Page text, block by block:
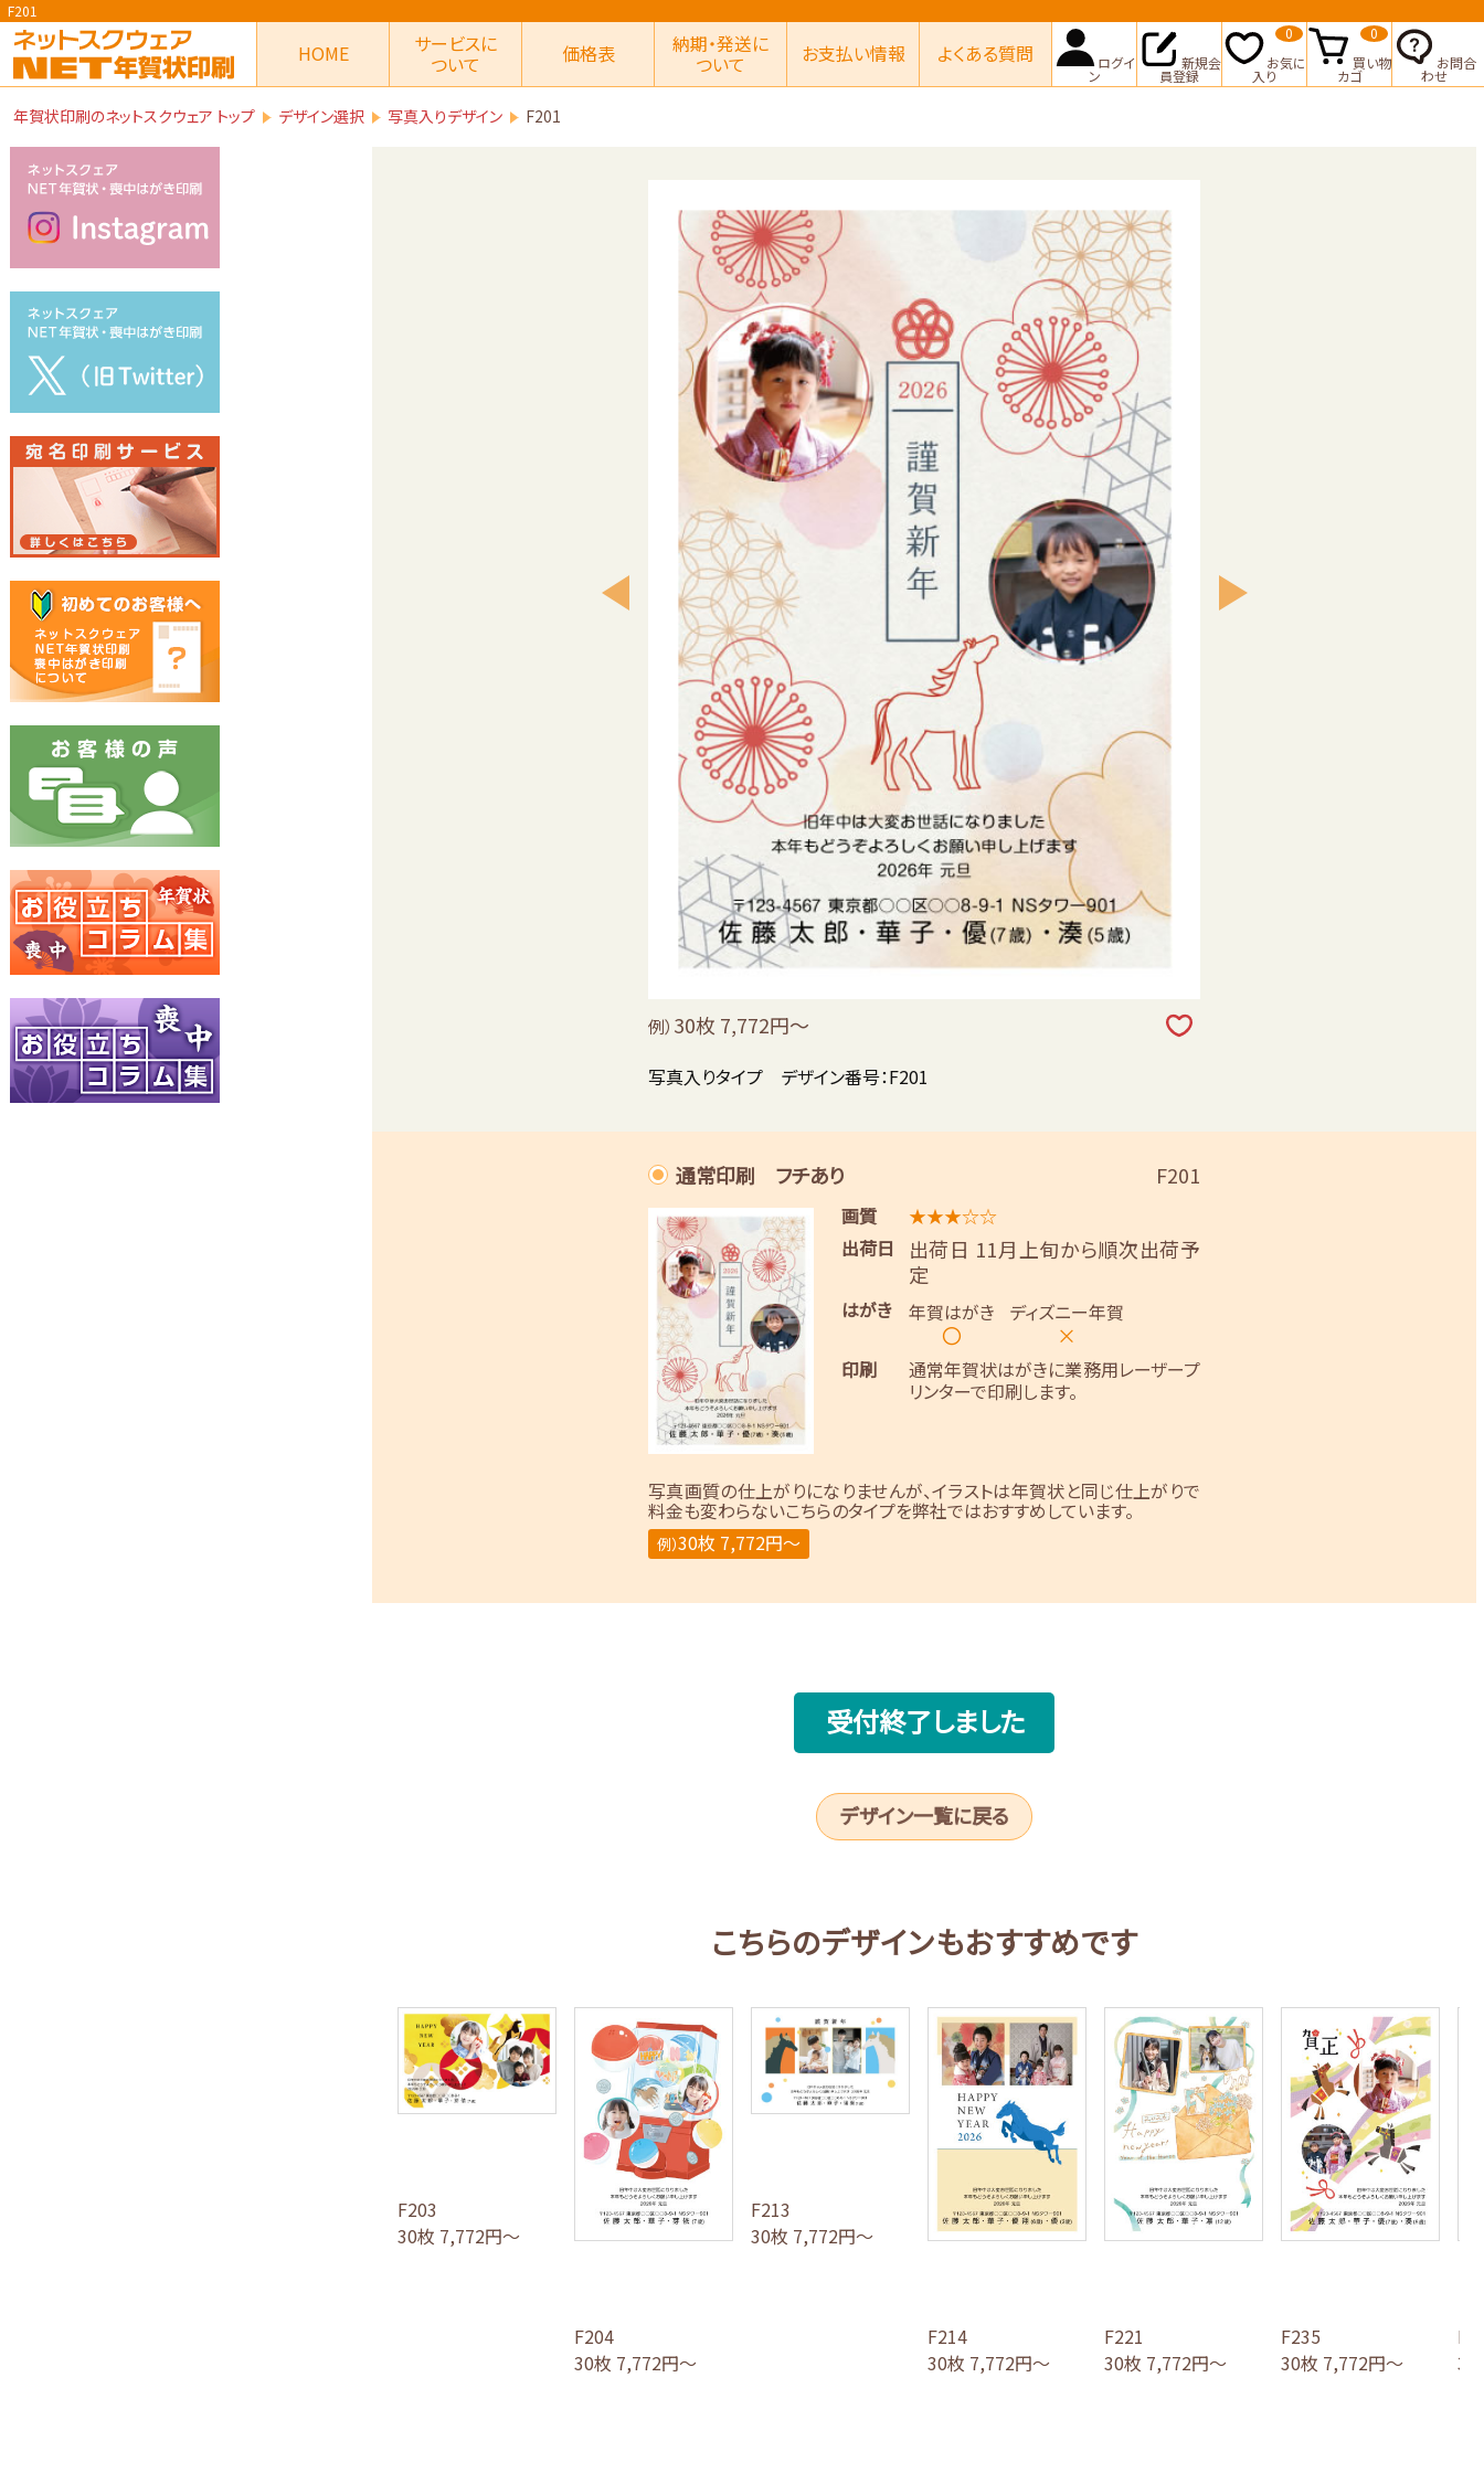
F201
HOME サービスに
ついて 価格表 納期・発送に
ついて お支払い情報 よくある質問 ログイ
ン
新規会
員登録
お気に
入り
0
買い物
カゴ
0
お問合
わせ
年賀状印刷のネットスクウェア トップ デザイン選択 写真入りデザイン F201
例） 30枚 7,772円～
写真入りタイプ デザイン番号：F201
通常印刷 フチあり F201
画質
★★★☆☆
出荷日
出荷日 11月上旬から順次出荷予
定
はがき 年賀はがき
〇
ディズニー年賀
×
印刷
通常年賀状はがきに業務用レーザープ
リンターで印刷します。
写真画質の仕上がりになりませんが、イラストは年賀状と同じ仕上がりで
料金も変わらないこちらのタイプを弊社ではおすすめしています。
例）30枚 7,772円～
受付終了しました
デザイン一覧に戻る
こちらのデザインもおすすめです
F203
30枚 7,772円～
F204
30枚 7,772円～
F213
30枚 7,772円～
F214
30枚 7,772円～
F221
30枚 7,772円～
F235
30枚 7,772円～
30